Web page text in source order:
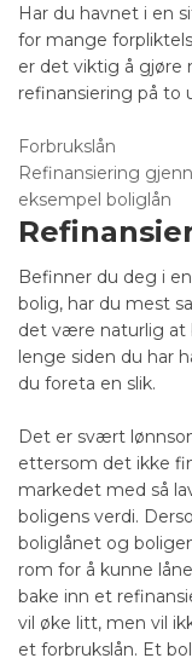
Har du havnet i en
for mange
er det viktig å gjøre
refinansiering på to
Forbrukslån
Refinansiering
eksempel boliglån
Befinner du deg i
bolig, har du mest
det være naturlig at
lenge siden du har
du foreta en slik.
Det er svært
ettersom det ikke
markedet med så
boligens verdi.
boliglånet og
rom for å kunne
bake inn et
vil øke litt, men vil
et forbrukslån. Et